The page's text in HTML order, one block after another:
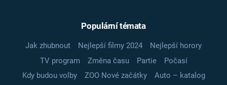
Populární témata
Jak zhubnout Nejlepší filmy 2024
Nejlepší horory
TV program
Změna času Partie
Počasí
Kdy budou volby
ZOO Nové začátky
Auto – katalog